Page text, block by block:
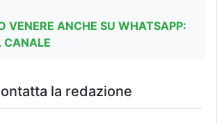
VENERE ANCHE SU WHATSAPP:
CANALE
la redazione